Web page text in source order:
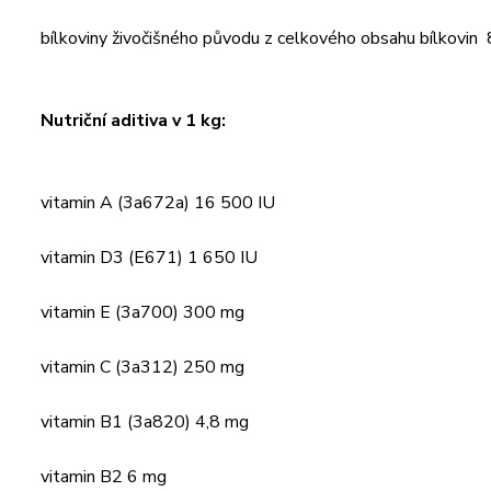
bílkoviny živočišného původu z celkového obsahu bílkovin
Nutriční aditiva v 1 kg:
vitamin A (3a672a) 16 500 IU
vitamin D3 (E671) 1 650 IU
vitamin E (3a700) 300 mg
vitamin C (3a312) 250 mg
vitamin B1 (3a820) 4,8 mg
vitamin B2 6 mg